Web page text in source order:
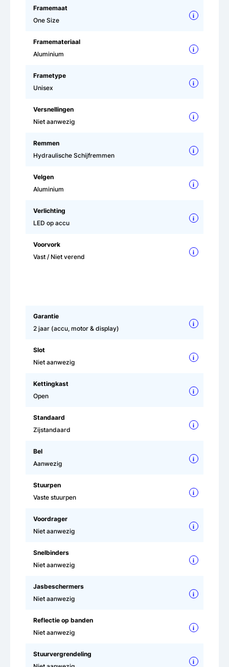
Framemaat
One Size
i
Framemateriaal
Aluminium
i
Frametype
Unisex
i
Versnellingen
Niet aanwezig
i
Remmen
Hydraulische Schijfremmen
i
Velgen
Aluminium
i
Verlichting
LED op accu
i
Voorvork
Vast / Niet verend
i
Garantie
2 jaar (accu, motor & display)
i
Slot
Niet aanwezig
i
Kettingkast
Open
i
Standaard
Zijstandaard
i
Bel
Aanwezig
i
Stuurpen
Vaste stuurpen
i
Voordrager
Niet aanwezig
i
Snelbinders
Niet aanwezig
i
Jasbeschermers
Niet aanwezig
i
Reflectie op banden
Niet aanwezig
i
Stuurvergrendeling
i